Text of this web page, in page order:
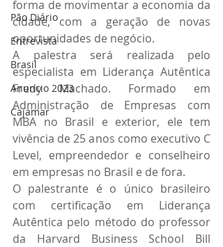
Pão Diário
Entrevista
Brasil
Anuncio 2023
Cajamar
forma de movimentar a economia da
cidade, com a geração de novas
oportunidades de negócio.
A palestra será realizada pelo
especialista em Liderança Autêntica
Fredy Machado. Formado em
Administração de Empresas com
MBA no Brasil e exterior, ele tem
vivência de 25 anos como executivo C
Level, empreendedor e conselheiro
em empresas no Brasil e de fora.
O palestrante é o único brasileiro
com certificação em Liderança
Autêntica pelo método do professor
da Harvard Business School Bill